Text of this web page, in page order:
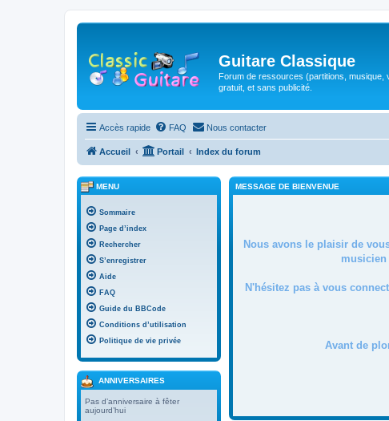
Guitare Classique
Forum de ressources (partitions,
gratuit, et sans publicité.
Accès rapide FAQ Nous contacter
Accueil Portail Index du forum
MESSAGE DE BIENVENUE
Nous avons le plaisir de
musicien
N'hésitez pas à vous
Avant de
MENU
Sommaire
Page d’index
Rechercher
S’enregistrer
Aide
FAQ
Guide du BBCode
Conditions d’utilisation
Politique de vie privée
ANNIVERSAIRES
Pas d’anniversaire à fêter
aujourd’hui